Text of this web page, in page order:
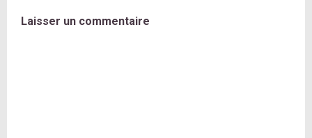
Laisser un commentaire